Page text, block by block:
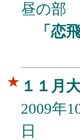
昼の部
「恋
★ １１月
2009年
日